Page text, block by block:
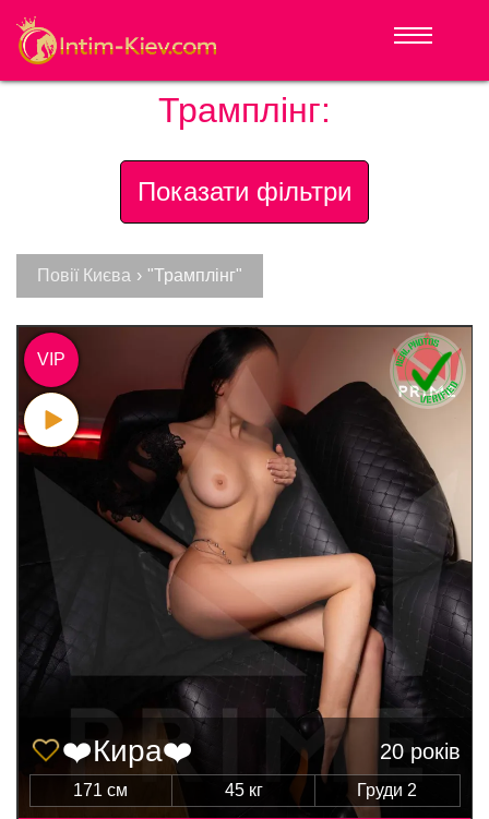
Трамплінг:
Показати фільтри
Повії Києва › "Трамплінг"
❤️Кира❤️ 20 років
171 см 45 кг Груди 2
VIP